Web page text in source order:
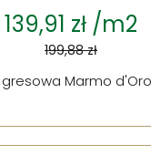
139,91 zł /m2
199,88 zł
gresowa Marmo